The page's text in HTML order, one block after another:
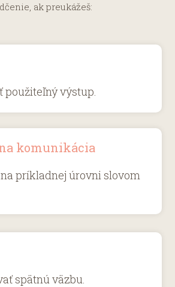
ak preukážeš:
použiteľný výstup.
komunikácia
príkladnej úrovni slovom
spätnú väzbu.